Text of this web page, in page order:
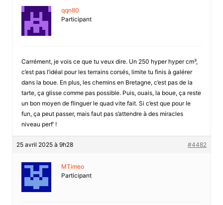
qqn80
Participant
Carrément, je vois ce que tu veux dire. Un 250 hyper hyper cm³,
c’est pas l’idéal pour les terrains corsés, limite tu finis à galérer
dans la boue. En plus, les chemins en Bretagne, c’est pas de la
tarte, ça glisse comme pas possible. Puis, ouais, la boue, ça reste
un bon moyen de flinguer le quad vite fait. Si c’est que pour le
fun, ça peut passer, mais faut pas s’attendre à des miracles
niveau perf’ !
25 avril 2025 à 9h28 #4482
MTimeo
Participant